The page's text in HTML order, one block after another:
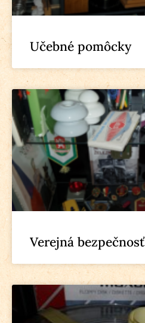
Učebné pomôcky
Verejná bezpečnosť